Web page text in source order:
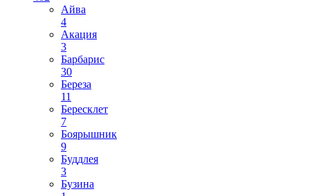
Айва
4
Акация
3
Барбарис
30
Береза
11
Бересклет
7
Боярышник
9
Буддлея
3
Бузина